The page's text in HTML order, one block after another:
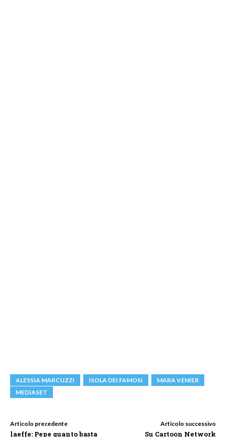
ALESSIA MARCUZZI ISOLA DEI FAMOSI
MARA VENIER
MEDIASET
Articolo precedente
laeffe: Pepe quanto basta
Articolo successivo
Su Cartoon Network